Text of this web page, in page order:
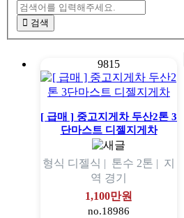
검색
9815
[ 급매 ] 중고지게차 두산2톤 3
단마스트 디젤지게차
형식 디젤식 | 톤수 2톤 | 지
역 경기
1,100만원
no.18986